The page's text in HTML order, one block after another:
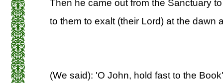
Then he came out from the Sanctuary
to them to exalt (their Lord) at the dawn
(We said): 'O John, hold fast to the